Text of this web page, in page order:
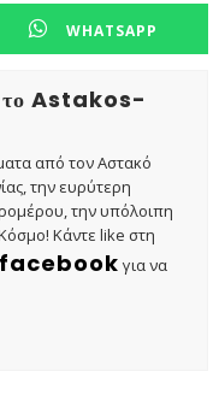
WHATSAPP
το Astakos-
από τον Αστακό
την ευρύτερη
την υπόλοιπη
Κάντε like στη
facebook για να